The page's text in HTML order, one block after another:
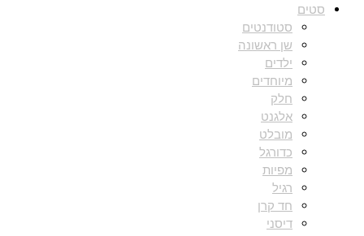
סטים
סטודנטים
שן ראשונה
ילדים
מיוחדים
חלק
אלגנט
מובלט
כדורגל
מפיות
רגיל
חד קרן
דיסני